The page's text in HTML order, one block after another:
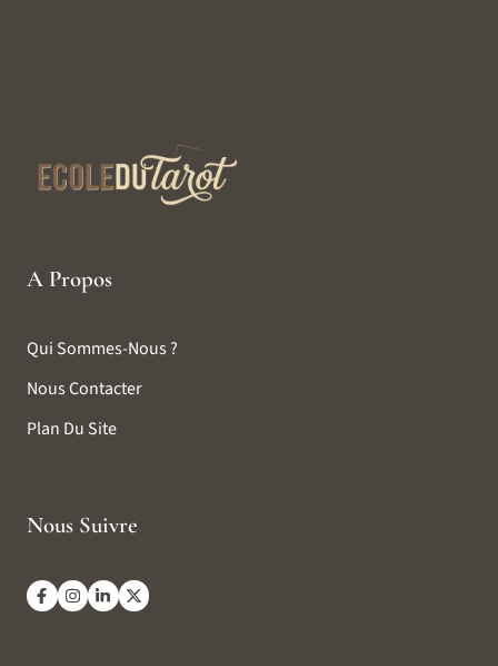
A Propos
Qui Sommes-Nous ?
Nous Contacter
Plan Du Site
Nous Suivre